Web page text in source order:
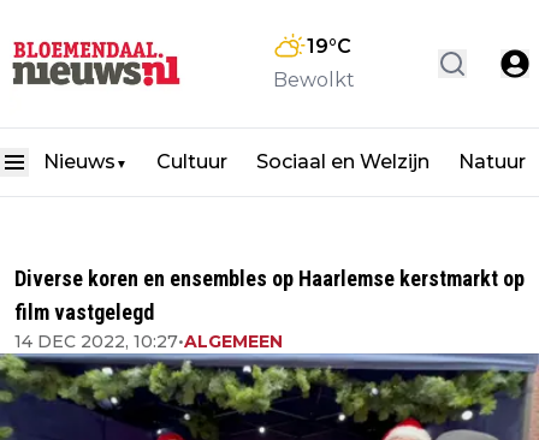
19°C
Bewolkt
Nieuws ▼ Cultuur Sociaal en Welzijn Natuur
Diverse koren en ensembles op Haarlemse kerstmarkt op
film vastgelegd
14 DEC 2022, 10:27•ALGEMEEN